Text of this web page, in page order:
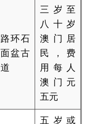
路环石
面盆古
道
三岁至
八十岁
澳门居
民，费
用每人
澳门元
五元
五岁或